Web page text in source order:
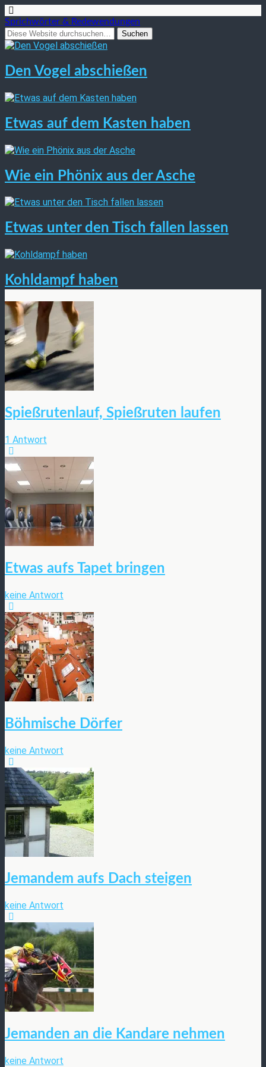
Sprichwörter & Redewendungen
Den Vogel abschießen
Etwas auf dem Kasten haben
Wie ein Phönix aus der Asche
Etwas unter den Tisch fallen lassen
Kohldampf haben
Spießrutenlauf, Spießruten laufen
1 Antwort
Etwas aufs Tapet bringen
keine Antwort
Böhmische Dörfer
keine Antwort
Jemandem aufs Dach steigen
keine Antwort
Jemanden an die Kandare nehmen
keine Antwort